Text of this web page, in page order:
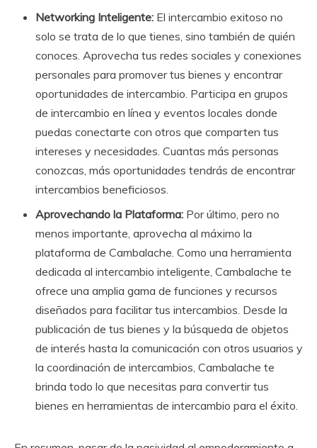
Networking Inteligente: El intercambio exitoso no
solo se trata de lo que tienes, sino también de quién
conoces. Aprovecha tus redes sociales y conexiones
personales para promover tus bienes y encontrar
oportunidades de intercambio. Participa en grupos
de intercambio en línea y eventos locales donde
puedas conectarte con otros que comparten tus
intereses y necesidades. Cuantas más personas
conozcas, más oportunidades tendrás de encontrar
intercambios beneficiosos.
Aprovechando la Plataforma: Por último, pero no
menos importante, aprovecha al máximo la
plataforma de Cambalache. Como una herramienta
dedicada al intercambio inteligente, Cambalache te
ofrece una amplia gama de funciones y recursos
diseñados para facilitar tus intercambios. Desde la
publicación de tus bienes y la búsqueda de objetos
de interés hasta la comunicación con otros usuarios y
la coordinación de intercambios, Cambalache te
brinda todo lo que necesitas para convertir tus
bienes en herramientas de intercambio para el éxito.